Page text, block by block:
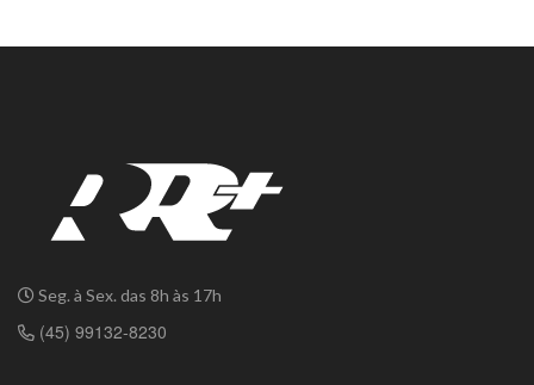
Seg. à Sex. das 8h às 17h
(45) 99132-8230